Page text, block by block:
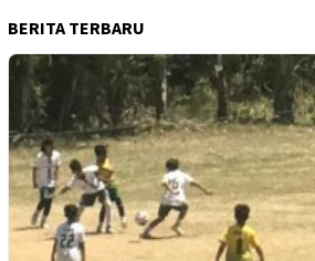
BERITA TERBARU